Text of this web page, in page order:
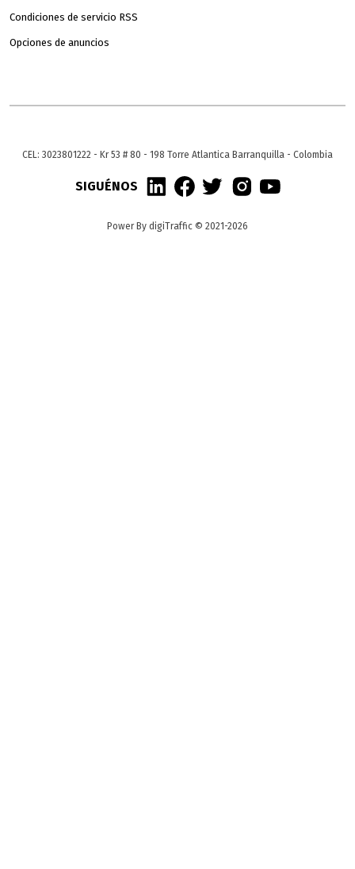
Condiciones de servicio RSS
Opciones de anuncios
CEL: 3023801222 - Kr 53 # 80 - 198 Torre Atlantica Barranquilla - Colombia
SIGUÉNOS
Power By digiTraffic © 2021-2026